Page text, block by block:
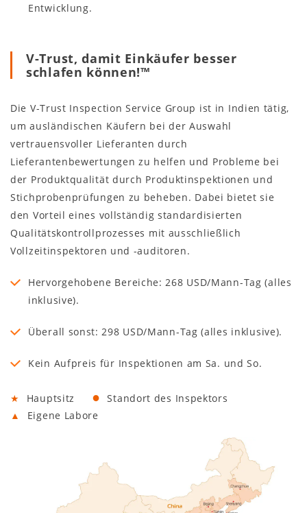
Entwicklung.
V-Trust, damit Einkäufer besser
schlafen können!™
Die V-Trust Inspection Service Group ist in Indien tätig,
um ausländischen Käufern bei der Auswahl
vertrauensvoller Lieferanten durch
Lieferantenbewertungen zu helfen und Probleme bei
der Produktqualität durch Produktinspektionen und
Stichprobenprüfungen zu beheben. Dabei bietet sie
den Vorteil eines vollständig standardisierten
Qualitätskontrollprozesses mit ausschließlich
Vollzeitinspektoren und -auditoren.
Hervorgehobene Bereiche: 268 USD/Mann-Tag (alles
inklusive).
Überall sonst: 298 USD/Mann-Tag (alles inklusive).
Kein Aufpreis für Inspektionen am Sa. und So.
★ Hauptsitz ●
Standort des Inspektors
▲
Eigene Labore